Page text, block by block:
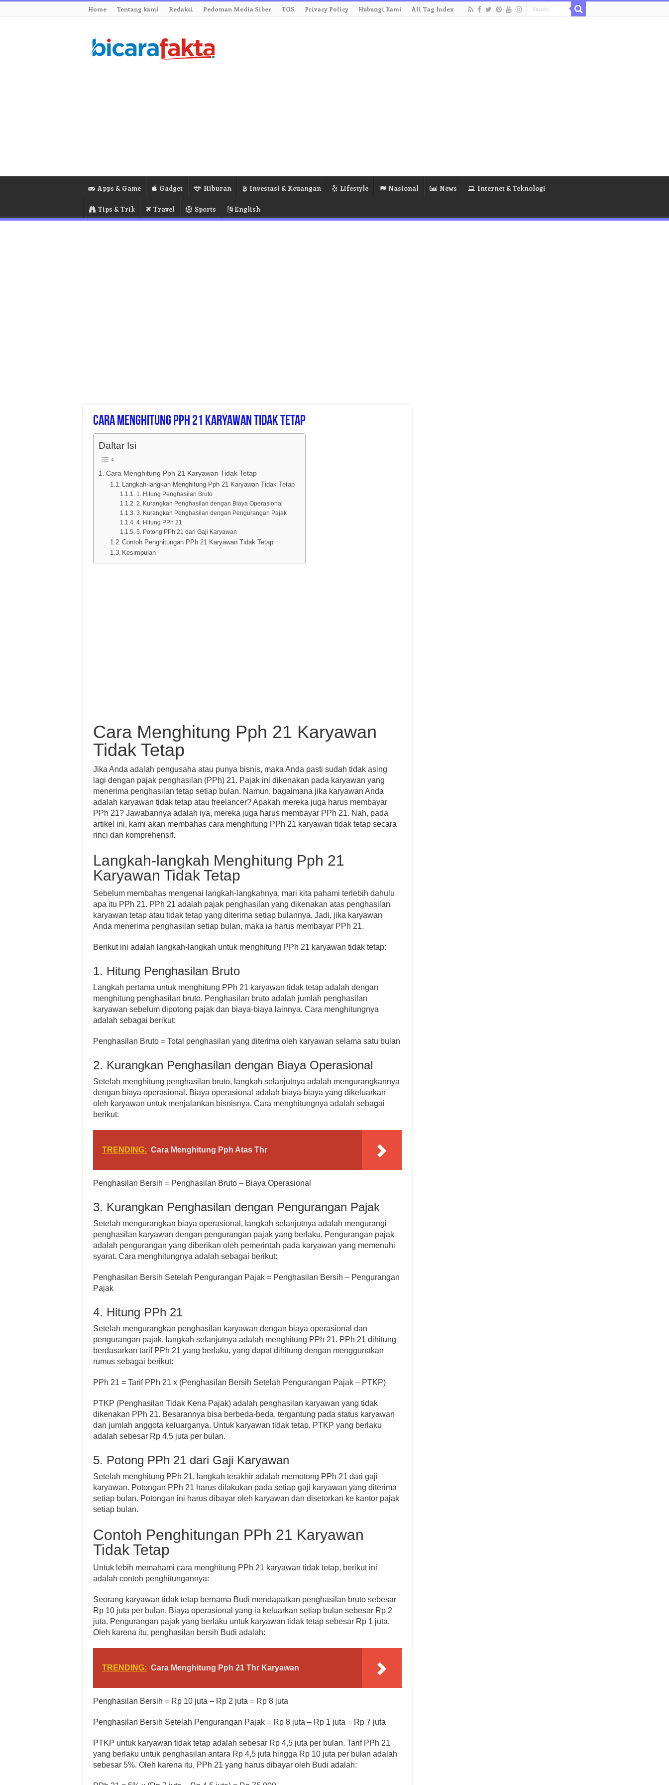
Home Tentang kami Redaksi Pedoman Media Siber TOS Privacy Policy Hubungi Kami All Tag Index
Apps & Game Gadget Hiburan Investasi & Keuangan Lifestyle Nasional News Internet & Teknologi
Tips & Trik Travel Sports English
Cara Menghitung Pph 21 Karyawan Tidak Tetap
Daftar Isi
Cara Menghitung Pph 21 Karyawan Tidak Tetap
Langkah-langkah Menghitung Pph 21 Karyawan Tidak Tetap
1. Hitung Penghasilan Bruto
2. Kurangkan Penghasilan dengan Biaya Operasional
3. Kurangkan Penghasilan dengan Pengurangan Pajak
4. Hitung PPh 21
5. Potong PPh 21 dari Gaji Karyawan
Contoh Penghitungan PPh 21 Karyawan Tidak Tetap
Kesimpulan
Cara Menghitung Pph 21 Karyawan
Tidak Tetap
Jika Anda adalah pengusaha atau punya bisnis, maka Anda pasti sudah tidak asing
lagi dengan pajak penghasilan (PPh) 21. Pajak ini dikenakan pada karyawan yang
menerima penghasilan tetap setiap bulan. Namun, bagaimana jika karyawan Anda
adalah karyawan tidak tetap atau freelancer? Apakah mereka juga harus membayar
PPh 21? Jawabannya adalah iya, mereka juga harus membayar PPh 21. Nah, pada
artikel ini, kami akan membahas cara menghitung PPh 21 karyawan tidak tetap secara
rinci dan komprehensif.
Langkah-langkah Menghitung Pph 21
Karyawan Tidak Tetap
Sebelum membahas mengenai langkah-langkahnya, mari kita pahami terlebih dahulu
apa itu PPh 21. PPh 21 adalah pajak penghasilan yang dikenakan atas penghasilan
karyawan tetap atau tidak tetap yang diterima setiap bulannya. Jadi, jika karyawan
Anda menerima penghasilan setiap bulan, maka ia harus membayar PPh 21.
Berikut ini adalah langkah-langkah untuk menghitung PPh 21 karyawan tidak tetap:
1. Hitung Penghasilan Bruto
Langkah pertama untuk menghitung PPh 21 karyawan tidak tetap adalah dengan
menghitung penghasilan bruto. Penghasilan bruto adalah jumlah penghasilan
karyawan sebelum dipotong pajak dan biaya-biaya lainnya. Cara menghitungnya
adalah sebagai berikut:
Penghasilan Bruto = Total penghasilan yang diterima oleh karyawan selama satu bulan
2. Kurangkan Penghasilan dengan Biaya Operasional
Setelah menghitung penghasilan bruto, langkah selanjutnya adalah mengurangkannya
dengan biaya operasional. Biaya operasional adalah biaya-biaya yang dikeluarkan
oleh karyawan untuk menjalankan bisnisnya. Cara menghitungnya adalah sebagai
berikut:
TRENDING: Cara Menghitung Pph Atas Thr
Penghasilan Bersih = Penghasilan Bruto – Biaya Operasional
3. Kurangkan Penghasilan dengan Pengurangan Pajak
Setelah mengurangkan biaya operasional, langkah selanjutnya adalah mengurangi
penghasilan karyawan dengan pengurangan pajak yang berlaku. Pengurangan pajak
adalah pengurangan yang diberikan oleh pemerintah pada karyawan yang memenuhi
syarat. Cara menghitungnya adalah sebagai berikut:
Penghasilan Bersih Setelah Pengurangan Pajak = Penghasilan Bersih – Pengurangan
Pajak
4. Hitung PPh 21
Setelah mengurangkan penghasilan karyawan dengan biaya operasional dan
pengurangan pajak, langkah selanjutnya adalah menghitung PPh 21. PPh 21 dihitung
berdasarkan tarif PPh 21 yang berlaku, yang dapat dihitung dengan menggunakan
rumus sebagai berikut:
PPh 21 = Tarif PPh 21 x (Penghasilan Bersih Setelah Pengurangan Pajak – PTKP)
PTKP (Penghasilan Tidak Kena Pajak) adalah penghasilan karyawan yang tidak
dikenakan PPh 21. Besarannya bisa berbeda-beda, tergantung pada status karyawan
dan jumlah anggota keluarganya. Untuk karyawan tidak tetap, PTKP yang berlaku
adalah sebesar Rp 4,5 juta per bulan.
5. Potong PPh 21 dari Gaji Karyawan
Setelah menghitung PPh 21, langkah terakhir adalah memotong PPh 21 dari gaji
karyawan. Potongan PPh 21 harus dilakukan pada setiap gaji karyawan yang diterima
setiap bulan. Potongan ini harus dibayar oleh karyawan dan disetorkan ke kantor pajak
setiap bulan.
Contoh Penghitungan PPh 21 Karyawan
Tidak Tetap
Untuk lebih memahami cara menghitung PPh 21 karyawan tidak tetap, berikut ini
adalah contoh penghitungannya:
Seorang karyawan tidak tetap bernama Budi mendapatkan penghasilan bruto sebesar
Rp 10 juta per bulan. Biaya operasional yang ia keluarkan setiap bulan sebesar Rp 2
juta. Pengurangan pajak yang berlaku untuk karyawan tidak tetap sebesar Rp 1 juta.
Oleh karena itu, penghasilan bersih Budi adalah:
TRENDING: Cara Menghitung Pph 21 Thr Karyawan
Penghasilan Bersih = Rp 10 juta – Rp 2 juta = Rp 8 juta
Penghasilan Bersih Setelah Pengurangan Pajak = Rp 8 juta – Rp 1 juta = Rp 7 juta
PTKP untuk karyawan tidak tetap adalah sebesar Rp 4,5 juta per bulan. Tarif PPh 21
yang berlaku untuk penghasilan antara Rp 4,5 juta hingga Rp 10 juta per bulan adalah
sebesar 5%. Oleh karena itu, PPh 21 yang harus dibayar oleh Budi adalah: